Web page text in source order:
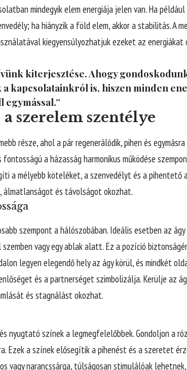
mindegyik elem energiája jelen van. Ha
ha hiányzik a föld elem, akkor a stabilitás. A
kiegyensúlyozhatjuk ezeket az energiákat
kiterjesztése. Ahogy
kapcsolatainkról is, hiszen minden
egymással.”
szerelem szentélye
része, ahol a pár regenerálódik, pihen és
a házasság harmonikus működése
a mélyebb köteléket, a szenvedélyt és a pihentető
és távolságot okozhat.
szempont a hálószobában. Ideális esetben az
vagy egy ablak alatt. Ez a pozíció
legyen elegendő hely az ágy körül, és mindkét
és a partnerséget szimbolizálja. Kerülje az
és stagnálást okozhat.
nyugtató színek a legmegfelelőbbek. Gondoljon a
Ezek a színek elősegítik a pihenést és a szeretet
vagy narancssárga, túlságosan stimulálóak